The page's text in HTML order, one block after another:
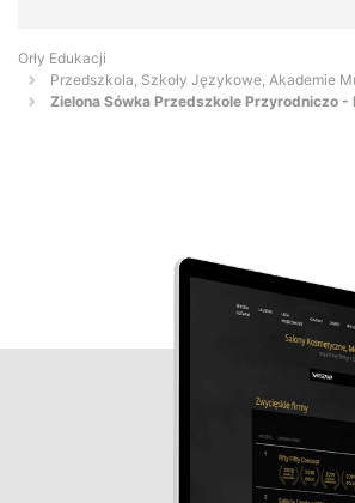
Orły Edukacji
Przedszkola, Szkoły Językowe, Akademie
Zielona Sówka Przedszkole Przyrodniczo -